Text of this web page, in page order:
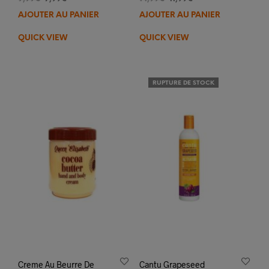
prix
était :
prix
est :
AJOUTER AU PANIER
QUICK VIEW
prix
était :
prix
AJOUTER AU PANIER
QUICK VIEW
Creme Au Beurre De
RUPTURE DE STOCK
Cantu Grapeseed